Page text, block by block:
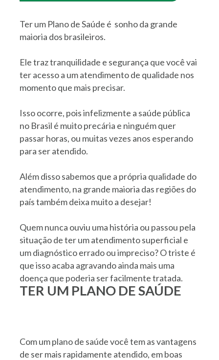
SEJA UMCREDENCIADO
Ter um Plano de Saúde é sonho da grande
maioria dos brasileiros.
Ele traz tranquilidade e segurança que você vai
ter acesso a um atendimento de qualidade nos
momento que mais precisar.
Isso ocorre, pois infelizmente a saúde pública
no Brasil é muito precária e ninguém quer
passar horas, ou muitas vezes anos esperando
para ser atendido.
Além disso sabemos que a própria qualidade do
atendimento, na grande maioria das regiões do
país também deixa muito a desejar!
Quem nunca ouviu uma história ou passou pela
situação de ter um atendimento superficial e
um diagnóstico errado ou impreciso? O triste é
que isso acaba agravando ainda mais uma
doença que poderia ser facilmente tratada.
TER UM PLANO DE SAÚDE
Com um plano de saúde você tem as vantagens
de ser mais rapidamente atendido, em boas